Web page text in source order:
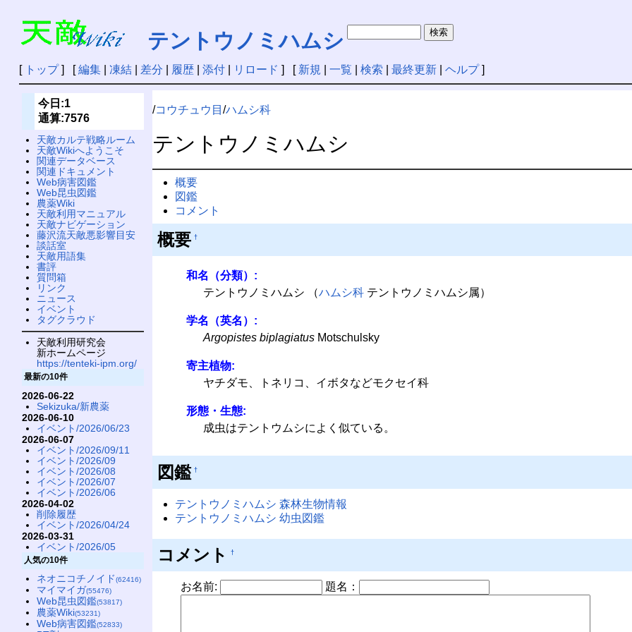
テントウノミハムシ
[ トップ] [編集| 凍結| 差分 履歴| 添付| リロード ] [ 新規 一覧 検索 最終更新| ヘルプ]
/コウチュウ目 /ハムシ科
テントウノミハムシ
概要
図鑑
コメント
概要 †
和名（分類）:
テントウノミハムシ （ハムシ科テントウノミハムシ属）
学名（英名）:
Argopistes biplagiatusMotschulsky
寄主植物:
ヤチダモ、トネリコ、イボタなどモクセイ科
形態・生態:
成虫はテントウムシによく似ている。
図鑑 †
テントウノミハムシ 森林生物情報
テントウノミハムシ 幼虫図鑑
コメント †
お名前: 題名：
今日:1
通算:7576
天敵カルテ戦略ルーム
天敵Wikiへようこそ
関連データベース
関連ドキュメント
Web病害図鑑
Web昆虫図鑑
農薬Wiki
天敵利用マニュアル
天敵ナビゲーション
藤沢流天敵悪影響目安
談話室
天敵用語集
書評
質問箱
リンク
ニュース
イベント
タグクラウド
天敵利用研究会
新ホームページ
https://tenteki-ipm.org/
最新の10件
2026-06-22
Sekizuka/新農薬
2026-06-10
イベント/2026/06/23
2026-06-07
イベント/2026/09/11
イベント/2026/09
イベント/2026/08
イベント/2026/07
イベント/2026/06
2026-04-02
削除履歴
イベント/2026/04/24
2026-03-31
イベント/2026/05
人気の10件
ネオニコチノイド(62416)
マイマイガ(55476)
Web昆虫図鑑(53817)
農薬Wiki(53231)
Web病害図鑑(52833)